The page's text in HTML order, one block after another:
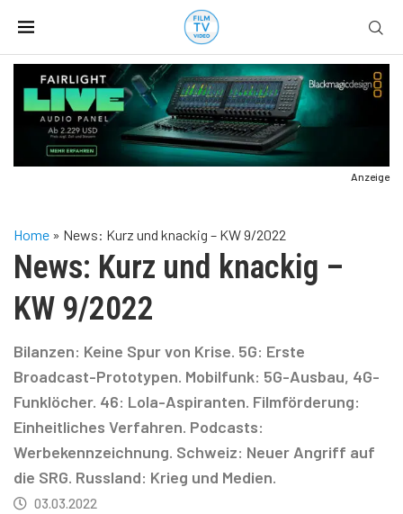
Anzeige
Home » News: Kurz und knackig – KW 9/2022
News: Kurz und knackig –
KW 9/2022
Bilanzen: Keine Spur von Krise. 5G: Erste
Broadcast-Prototypen. Mobilfunk: 5G-Ausbau, 4G-
Funklöcher. 46: Lola-Aspiranten. Filmförderung:
Einheitliches Verfahren. Podcasts:
Werbekennzeichnung. Schweiz: Neuer Angriff auf
die SRG. Russland: Krieg und Medien.
03.03.2022